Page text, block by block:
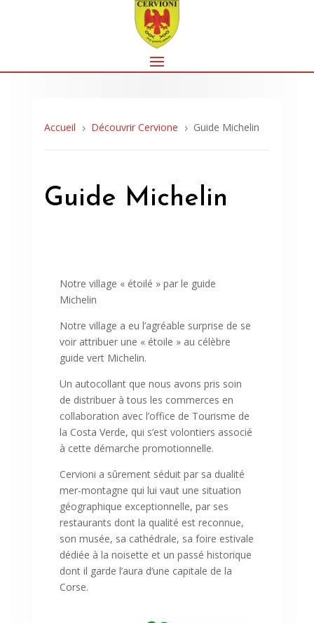
Accueil 5 Découvrir Cervione 5 Guide Michelin
Guide Michelin
Notre village « étoilé » par le guide
Michelin
Notre village a eu l’agréable surprise de se
voir attribuer une « étoile » au célèbre
guide vert Michelin.
Un autocollant que nous avons pris soin
de distribuer à tous les commerces en
collaboration avec l’office de Tourisme de
la Costa Verde, qui s’est volontiers associé
à cette démarche promotionnelle.
Cervioni a sûrement séduit par sa dualité
mer-montagne qui lui vaut une situation
géographique exceptionnelle, par ses
restaurants dont la qualité est reconnue,
son musée, sa cathédrale, sa foire estivale
dédiée à la noisette et un passé historique
dont il garde l’aura d’une capitale de la
Corse.